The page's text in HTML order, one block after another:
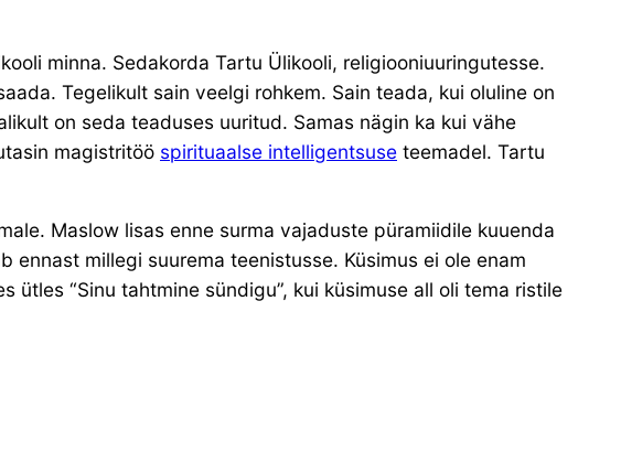
minna. Sedakorda Tartu Ülikooli, religiooniuuringutesse.
Tegelikult sain veelgi rohkem. Sain teada, kui oluline on
on seda teaduses uuritud. Samas nägin ka kui vähe
magistritöö spirituaalse intelligentsuse teemadel. Tartu
Maslow lisas enne surma vajaduste püramiidile kuuenda
ennast millegi suurema teenistusse. Küsimus ei ole enam
“Sinu tahtmine sündigu”, kui küsimuse all oli tema ristile